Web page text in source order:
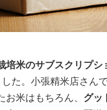
培米のサブスクリプシ
た。小張精米店さん
米はもちろん、 グッ